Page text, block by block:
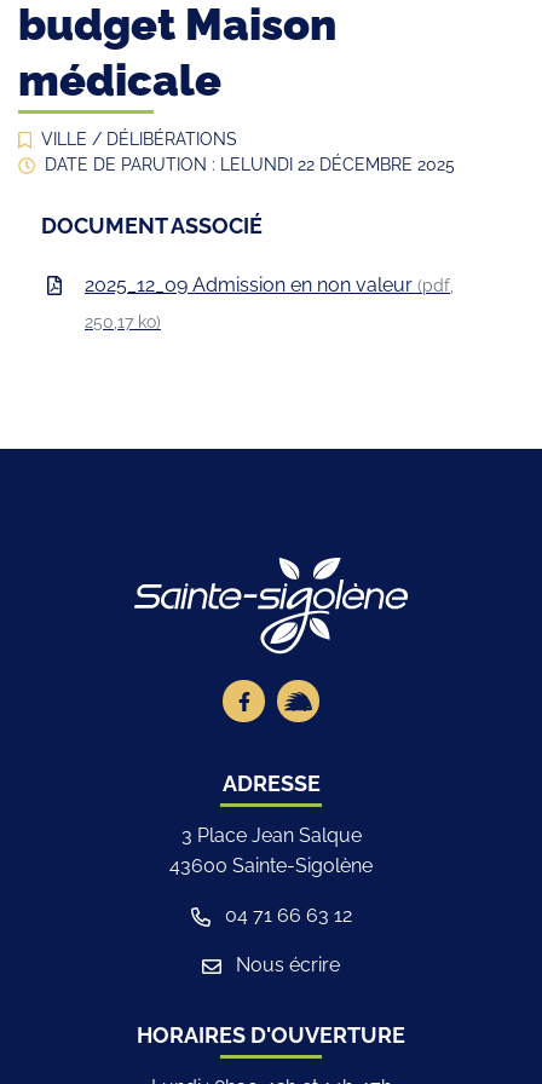
budget Maison
médicale
VILLE / DÉLIBÉRATIONS
DATE DE PARUTION : LE LUNDI 22 DÉCEMBRE 2025
DOCUMENT ASSOCIÉ
2025_12_09 Admission en non valeur (pdf,
250,17 ko)
Lien vers le compte Facebook
Lien vers la page illiwap
ADRESSE
3 Place Jean Salque
43600 Sainte-Sigolène
04 71 66 63 12
Nous écrire
HORAIRES D'OUVERTURE